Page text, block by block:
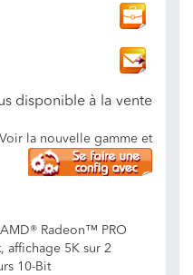
disponible à la vente
Voir la nouvelle gamme et
Radeon™ PRO
affichage 5K sur 2
10-Bit